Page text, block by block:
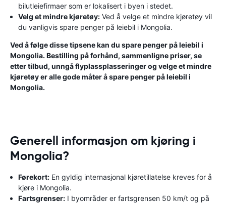
bilutleiefirmaer som er lokalisert i byen i stedet.
Velg et mindre kjøretøy: Ved å velge et mindre kjøretøy vil
du vanligvis spare penger på leiebil i Mongolia.
Ved å følge disse tipsene kan du spare penger på leiebil i
Mongolia. Bestilling på forhånd, sammenligne priser, se
etter tilbud, unngå flyplassplasseringer og velge et mindre
kjøretøy er alle gode måter å spare penger på leiebil i
Mongolia.
Generell informasjon om kjøring i
Mongolia?
Førekort: En gyldig internasjonal kjøretillatelse kreves for å
kjøre i Mongolia.
Fartsgrenser: I byområder er fartsgrensen 50 km/t og på